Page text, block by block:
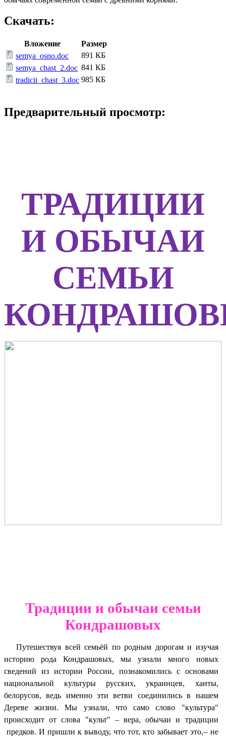
Скачать:
Вложение
Размер
semya_osno.doc
891 КБ
semya_chast_2.doc 841 КБ
tradicii_chast_3.doc 985 КБ
Предварительный просмотр:
ТРАДИЦИИ
И ОБЫЧАИ
СЕМЬИ
Традиции и обычаи семьи
Кондрашовых
Путешествуя всей семьёй по родным дорогам и изучая
историю рода Кондрашовых, мы узнали много новых
сведений из истории России, познакомились с основами
национальной культуры русских, украинцев, ханты,
белорусов, ведь именно эти ветви соединились в нашем
Дереве жизни. Мы узнали, что само слово "культура"
происходит от слова "культ" – вера, обычаи и традиции
предков. И пришли к выводу, что тот, кто забывает это,– не